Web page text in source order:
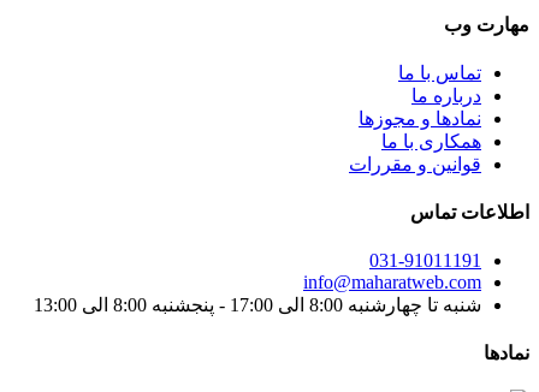
مهارت وب
تماس با ما
درباره ما
نماد‌ها و مجوزها
همکاری با ما
قوانین و مقررات
اطلاعات تماس
031-91011191
info@maharatweb.com
شنبه تا چهارشنبه 8:00 الی 17:00 - پنجشنبه 8:00 الی 13:00
نمادها